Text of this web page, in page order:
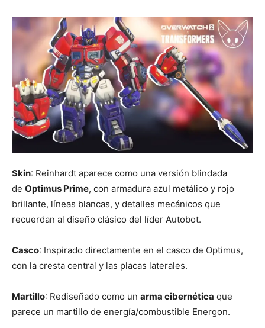
Skin: Reinhardt aparece como una versión blindada
de Optimus Prime, con armadura azul metálico y rojo
brillante, líneas blancas, y detalles mecánicos que
recuerdan al diseño clásico del líder Autobot.
Casco: Inspirado directamente en el casco de Optimus,
con la cresta central y las placas laterales.
Martillo: Rediseñado como un arma cibernética que
parece un martillo de energía/combustible Energon.